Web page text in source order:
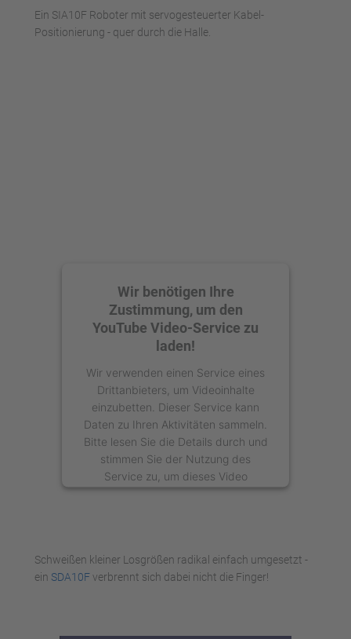
Akzeptieren
Ein SIA10F Roboter mit servogesteuerter Kabel-
Positionierung - quer durch die Halle.
Wir benötigen Ihre
Zustimmung, um den
YouTube Video-Service zu
laden!
Wir verwenden einen Service eines
Drittanbieters, um Videoinhalte
einzubetten. Dieser Service kann
Daten zu Ihren Aktivitäten sammeln.
Bitte lesen Sie die Details durch und
stimmen Sie der Nutzung des
Service zu, um dieses Video
anzusehen.
Akzeptieren
Schweißen kleiner Losgrößen radikal einfach umgesetzt -
ein SDA10Fverbrennt sich dabei nicht die Finger!